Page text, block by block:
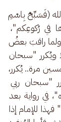
(فَسَبِّحْ بِاسْمِ
"اجعَلوها في رُكوعِكم"،
راقبَ بعضُ
ويُكرر "سبحان
مرة.. يُكرر،
"سبحان ربي
في رواية بعد
للإمام إذا